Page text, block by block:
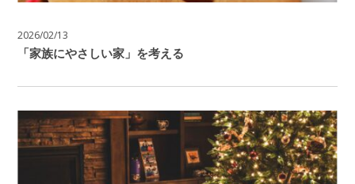
2026/02/13
「家族にやさしい家」を考える